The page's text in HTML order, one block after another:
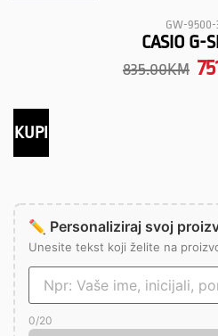
GW-9500-
CASIO G-
835.00KM
KUPI
✏️ Personaliziraj svoj
Unesite tekst koji želite na
0/20